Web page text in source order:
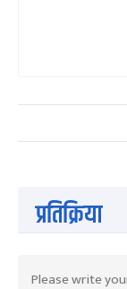
प्रतिक्रिया